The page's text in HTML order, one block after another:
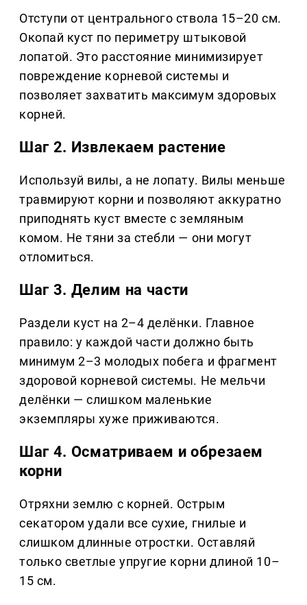
Отступи от центрального ствола 15–20 см.
Окопай куст по периметру штыковой
лопатой. Это расстояние минимизирует
повреждение корневой системы и
позволяет захватить максимум здоровых
корней.
Шаг 2. Извлекаем растение
Используй вилы, а не лопату. Вилы меньше
травмируют корни и позволяют аккуратно
приподнять куст вместе с земляным
комом. Не тяни за стебли — они могут
отломиться.
Шаг 3. Делим на части
Раздели куст на 2–4 делёнки. Главное
правило: у каждой части должно быть
минимум 2–3 молодых побега и фрагмент
здоровой корневой системы. Не мельчи
делёнки — слишком маленькие
экземпляры хуже приживаются.
Шаг 4. Осматриваем и обрезаем
корни
Отряхни землю с корней. Острым
секатором удали все сухие, гнилые и
слишком длинные отростки. Оставляй
только светлые упругие корни длиной 10–
15 см.